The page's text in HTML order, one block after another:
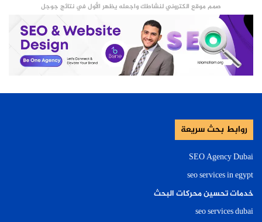
صمم موقع الكتروني لنشاطك واجعله يظهر الأول في نتائج جوجل
روابط بحث سريعة
SEO Agency Dubai
seo services in egypt
خدمات تحسين محركات البحث
seo services dubai